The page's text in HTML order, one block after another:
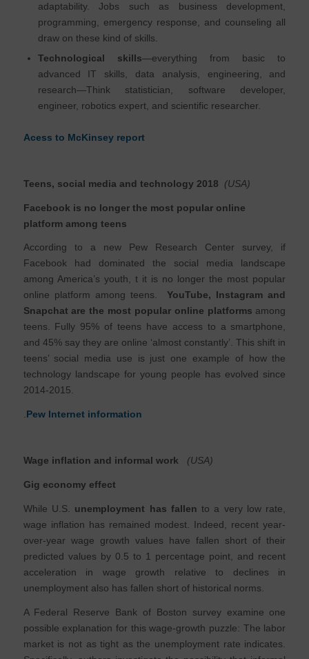
adaptability. Jobs such as business development,
programming, emergency response, and counseling all
draw on these kind of skills.
Technological skills—everything from basic to
advanced IT skills, data analysis, engineering, and
research—Think statistician, software developer,
engineer, robotics expert, and scientific researcher.
Acess to McKinsey report
Teens, social media and technology 2018 (USA)
Facebook is no longer the most popular online
platform among teens
According to a new Pew Research Center survey, if
Facebook had dominated the social media landscape
among America’s youth, t it is no longer the most popular
online platform among teens.YouTube, Instagram and
Snapchat are the most popular online platforms among
teens. Fully 95% of teens have access to a smartphone,
and 45% say they are online ‘almost constantly’. This shift in
teens’ social media use is just one example of how the
technology landscape for young people has evolved since
2014-2015.
.Pew Internet information
Wage inflation and informal work (USA)
Gig economy effect
While U.S. unemployment has fallen to a very low rate,
wage inflation has remained modest. Indeed, recent year-
over-year wage growth values have fallen short of their
predicted values by 0.5 to 1 percentage point, and recent
acceleration in wage growth relative to declines in
unemployment also has fallen short of historical norms.
A Federal Reserve Bank of Boston survey examine one
possible explanation for this wage-growth puzzle: The labor
market is not as tight as the unemployment rate indicates.